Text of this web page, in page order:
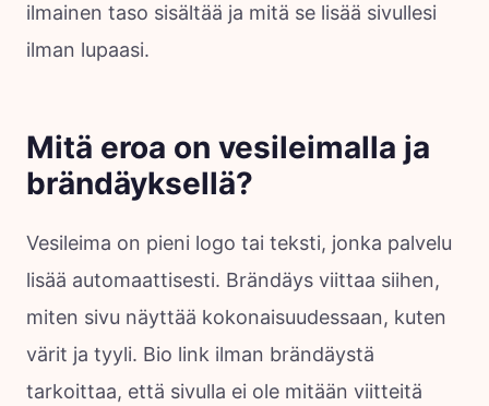
ilmainen taso sisältää ja mitä se lisää sivullesi
ilman lupaasi.
Mitä eroa on vesileimalla ja
brändäyksellä?
Vesileima on pieni logo tai teksti, jonka palvelu
lisää automaattisesti. Brändäys viittaa siihen,
miten sivu näyttää kokonaisuudessaan, kuten
värit ja tyyli. Bio link ilman brändäystä
tarkoittaa, että sivulla ei ole mitään viitteitä